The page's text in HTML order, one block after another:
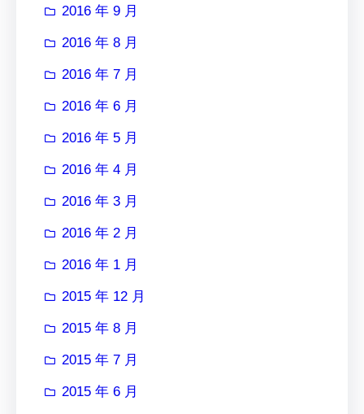
2016 年 9 月
2016 年 8 月
2016 年 7 月
2016 年 6 月
2016 年 5 月
2016 年 4 月
2016 年 3 月
2016 年 2 月
2016 年 1 月
2015 年 12 月
2015 年 8 月
2015 年 7 月
2015 年 6 月